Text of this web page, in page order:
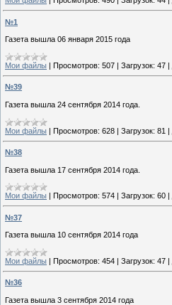
№1
Газета вышла 06 января 2015 года
Мои файлы | Просмотров: 507 | Загрузок: 47 |
№39
Газета вышла 24 сентября 2014 года.
Мои файлы | Просмотров: 628 | Загрузок: 81 |
№38
Газета вышла 17 сентября 2014 года.
Мои файлы | Просмотров: 574 | Загрузок: 60 |
№37
Газета вышла 10 сентября 2014 года
Мои файлы | Просмотров: 454 | Загрузок: 47 |
№36
Газета вышла 3 сентября 2014 года